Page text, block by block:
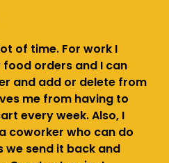
of time. For work I
orders and I can
and add or delete from
me from having to
every week. Also, I
coworker who can do
we send it back and